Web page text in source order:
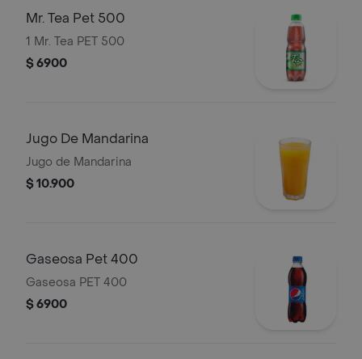
Mr. Tea Pet 500
1 Mr. Tea PET 500
$ 6900
Jugo De Mandarina
Jugo de Mandarina
$ 10.900
Gaseosa Pet 400
Gaseosa PET 400
$ 6900